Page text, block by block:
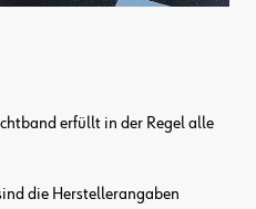
erfüllt in der Regel alle
die Herstellerangaben